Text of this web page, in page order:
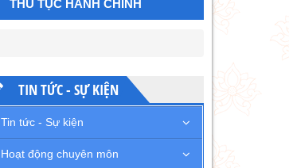
THỦ TỤC HÀNH CHÍNH
TIN TỨC - SỰ KIỆN
Tin tức - Sự kiện
Hoạt động chuyên môn